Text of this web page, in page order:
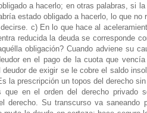
a hacerlo; en otras palabras, si
estado obligado a hacerlo, lo que
c) En lo que hace al
reducida la deuda se corresponde
obligación? Cuando adviene su
en el pago de la cuota que
de exigir se le cobre el saldo
la prescripción un topos del derecho
que en el orden del derecho
derecho. Su transcurso va